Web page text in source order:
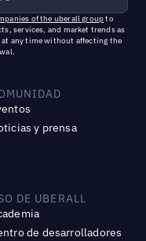
of the uberall groupto
services, and market trends as
any time without affecting the
y prensa
DE UBERALL
de desarrolladores